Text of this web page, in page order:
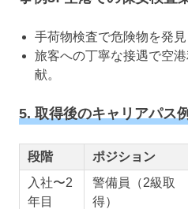
手荷物検査で危険物を発
旅客への丁寧な接遇で空
献。
5. 取得後のキャリアパス例
段階 ポジション
入社〜2
年目
警備員（2級取
得）